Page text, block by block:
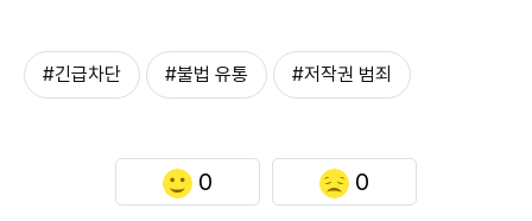
#긴급차단 #불법 유통 #저작권 범죄
0 0